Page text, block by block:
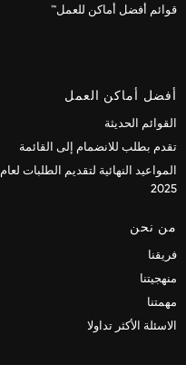
قوائم أفضل أماكن للعمل™
أفضل أماكن العمل
القوائم الحديثة
تقدم بطلب للانضمام إلى القائمة
المواعيد النهائية لتقديم الطلبات لعام
2025
من نحن
فريقنا
منهجيتنا
مهمتنا
الاسئلة الأكثر تداولا